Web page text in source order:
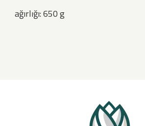
ağırlığı: 650 g